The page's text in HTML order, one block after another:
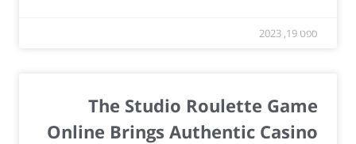
ספט 19, 2023
The Studio Roulette Game
Online Brings Authentic Casino